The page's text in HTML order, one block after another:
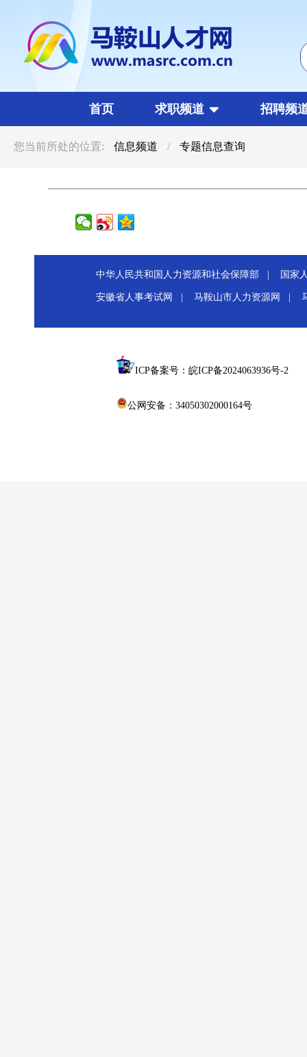
首页 求职频道 招聘频
您当前所处的位置: 信息频道 / 专题信息查询
中华人民共和国人力资源和社会保障部 | 国
安徽省人事考试网 | 马鞍山市人力资源网 |
ICP备案号：皖ICP备2024063936号-2
公网安备：34050302000164号